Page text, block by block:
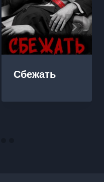
Сбежать